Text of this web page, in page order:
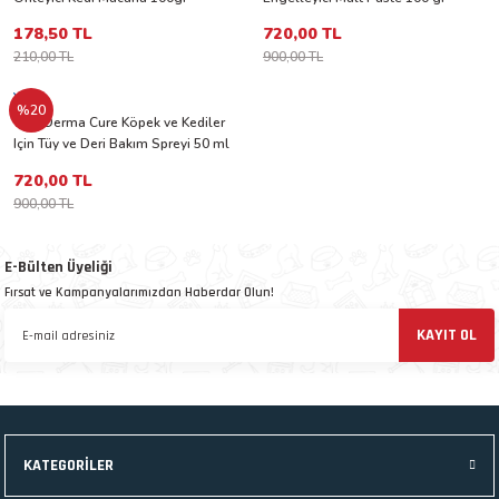
ve Kafesleri
178,50 TL
210,00 TL
720,00 TL
900,00 TL
%20
YNC
YNC Derma Cure Köpek ve Kediler
Için Tüy ve Deri Bakım Spreyi 50 ml
720,00 TL
900,00 TL
E-Bülten Üyeliği
Fırsat ve Kampanyalarımızdan Haberdar Olun!
KAYIT OL
KATEGORİLER